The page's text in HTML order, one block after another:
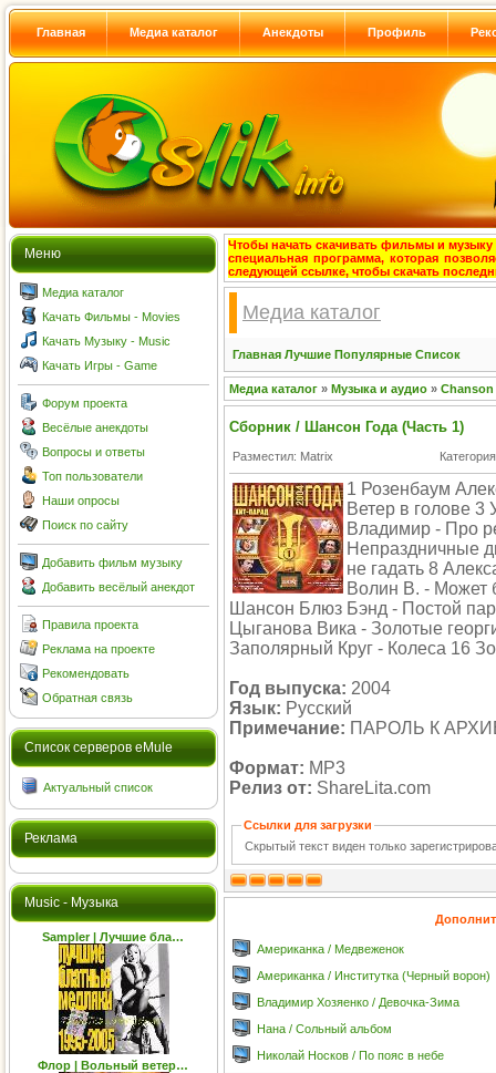
Главная Медиа каталог Анекдоты Профиль
Меню
Медиа каталог
Качать Фильмы - Movies
Качать Музыку - Music
Качать Игры - Game
Форум проекта
Весёлые анекдоты
Вопросы и ответы
Топ пользователи
Наши опросы
Поиск по сайту
Добавить фильм музыку
Добавить весёлый анекдот
Правила проекта
Реклама на проекте
Рекомендовать
Обратная связь
Cписок серверов eMule
Актуальный список
Реклама
Music - Музыка
Sampler | Лучшие бла…
Флор | Вольный ветер…
Чтобы начать скачивать фильмы и музыку
специальная программа, которая
следующей ссылке, чтобы скачать
Медиа каталог
Главная Лучшие Популярные Список
Медиа каталог » Музыка и аудио » Chanson
Сборник / Шансон Года (Часть 1)
Разместил: Matrix
1 Розенбаум
Ветер в голове
Владимир - Про
Непраздничные
не гадать 8
Волин В. - Может
Шансон Блюз Бэнд - Постой
Цыганова Вика - Золотые
Заполярный Круг - Колеса 16
Год выпуска: 2004
Язык: Русский
Примечание: ПАРОЛЬ К
Формат: MP3
Релиз от: ShareLita.com
Ссылки для загрузки
Скрытый текст виден только
Американка / Медвеженок
Американка / Институтка (Черный ворон)
Владимир Хозяенко / Девочка-Зима
Нана / Cольный альбом
Николай Носков / По пояс в небе